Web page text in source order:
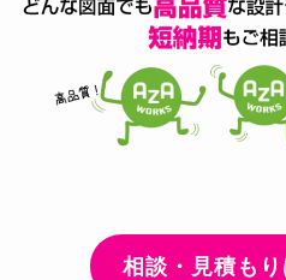
相談・見積も